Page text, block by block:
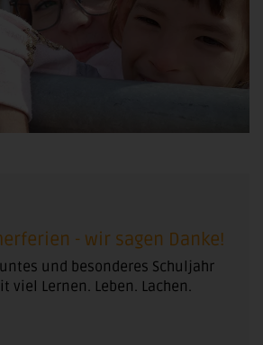
- wir sagen Danke!
und besonderes Schuljahr
viel Lernen. Leben. Lachen.